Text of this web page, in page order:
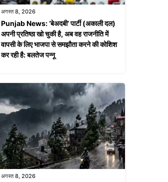
अगस्त 8, 2026
Punjab News: ‘बेअदबी’ पार्टी (अकाली दल)
अपनी प्रतिष्ठा खो चुकी है, अब वह राजनीति में
वापसी के लिए भाजपा से समझौता करने की कोशिश
कर रही है: बलतेज पन्नू
अगस्त 8, 2026